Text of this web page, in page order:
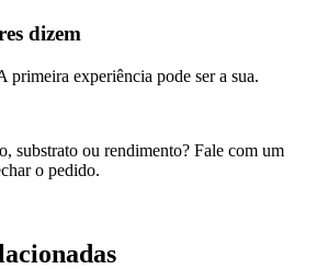
dizem
primeira experiência pode ser a sua.
substrato ou rendimento? Fale com um
o pedido.